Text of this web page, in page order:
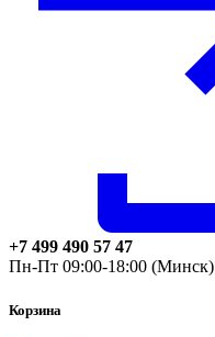
+7 499 490 57 47
Пн-Пт 09:00-18:00 (Минск)
Корзина